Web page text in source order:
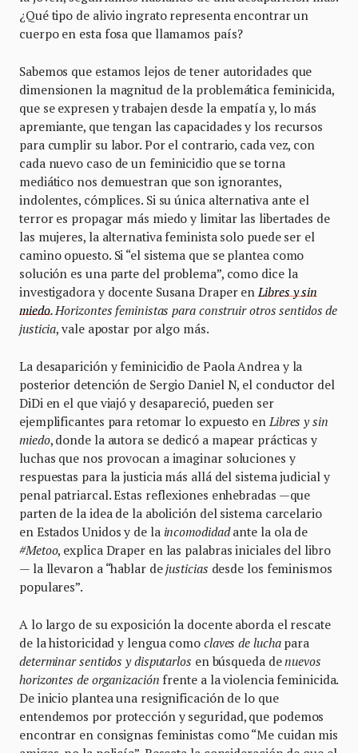
¿Qué tipo de alivio ingrato representa encontrar un
cuerpo en esta fosa que llamamos país?
Sabemos que estamos lejos de tener autoridades que
dimensionen la magnitud de la problemática feminicida,
que se expresen y trabajen desde la empatía y, lo más
apremiante, que tengan las capacidades y los recursos
para cumplir su labor. Por el contrario, cada vez, con
cada nuevo caso de un feminicidio que se torna
mediático nos demuestran que son ignorantes,
indolentes, cómplices. Si su única alternativa ante el
terror es propagar más miedo y limitar las libertades de
las mujeres, la alternativa feminista solo puede ser el
camino opuesto. Si “el sistema que se plantea como
solución es una parte del problema”, como dice la
investigadora y docente Susana Draper enLibres y sin
miedo. Horizontes feministas para construir otros sentidos de
justicia, vale apostar por algo más.
La desaparición y feminicidio de Paola Andrea y la
posterior detención de Sergio Daniel N, el conductor del
DiDi en el que viajó y desapareció, pueden ser
ejemplificantes para retomar lo expuesto enLibres y sin
miedo, donde la autora se dedicó a mapear prácticas y
luchas que nos provocan a imaginar soluciones y
respuestas para la justicia más allá del sistema judicial y
penal patriarcal. Estas reflexiones enhebradas —que
parten de la idea de la abolición del sistema carcelario
en Estados Unidos y de la incomodidadante la ola de
#Metoo, explica Draper en las palabras iniciales del libro
— la llevaron a “hablar dejusticias desde los feminismos
populares”.
A lo largo de su exposición la docente aborda el rescate
de la historicidad y lengua como claves de luchapara
determinar sentidos y disputarlos en búsqueda denuevos
horizontes de organización frente a la violencia feminicida.
De inicio plantea una resignificación de lo que
entendemos por protección y seguridad, que podemos
encontrar en consignas feministas como “Me cuidan mis